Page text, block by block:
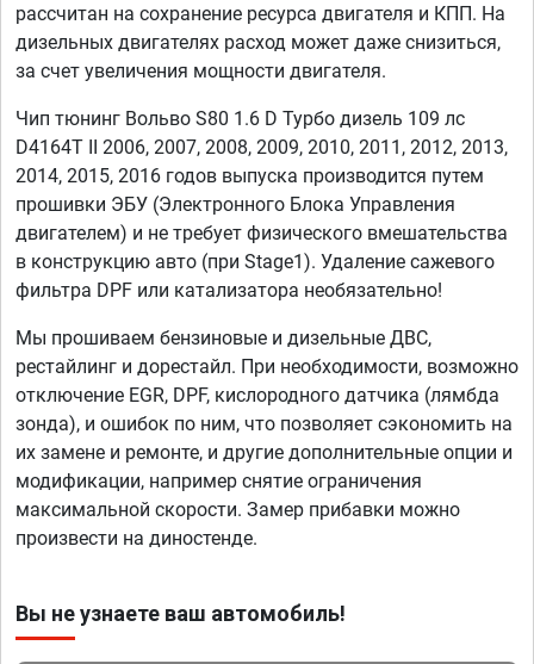
рассчитан на сохранение ресурса двигателя и КПП. На
дизельных двигателях расход может даже снизиться,
за счет увеличения мощности двигателя.
Чип тюнинг Вольво S80 1.6 D Турбо дизель 109 лс
D4164T II 2006, 2007, 2008, 2009, 2010, 2011, 2012, 2013,
2014, 2015, 2016 годов выпуска производится путем
прошивки ЭБУ (Электронного Блока Управления
двигателем) и не требует физического вмешательства
в конструкцию авто (при Stage1). Удаление сажевого
фильтра DPF или катализатора необязательно!
Мы прошиваем бензиновые и дизельные ДВС,
рестайлинг и дорестайл. При необходимости, возможно
отключение EGR, DPF, кислородного датчика (лямбда
зонда), и ошибок по ним, что позволяет сэкономить на
их замене и ремонте, и другие дополнительные опции и
модификации, например снятие ограничения
максимальной скорости. Замер прибавки можно
произвести на диностенде.
Вы не узнаете ваш автомобиль!